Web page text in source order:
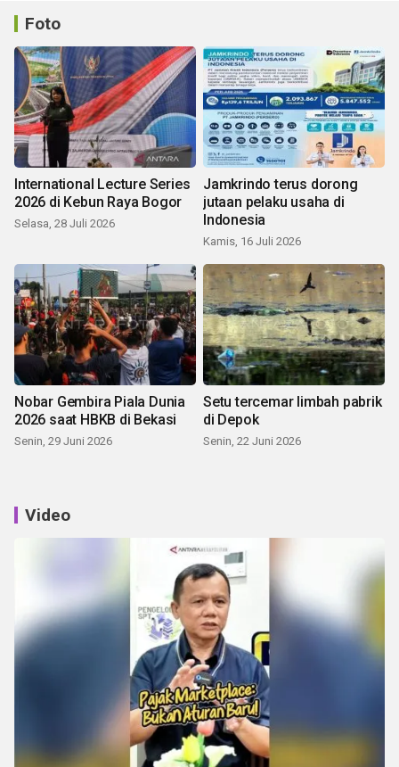
Foto
International Lecture Series
2026 di Kebun Raya Bogor
Selasa, 28 Juli 2026
Jamkrindo terus dorong
jutaan pelaku usaha di
Indonesia
Kamis, 16 Juli 2026
Nobar Gembira Piala Dunia
2026 saat HBKB di Bekasi
Senin, 29 Juni 2026
Setu tercemar limbah pabrik
di Depok
Senin, 22 Juni 2026
Video